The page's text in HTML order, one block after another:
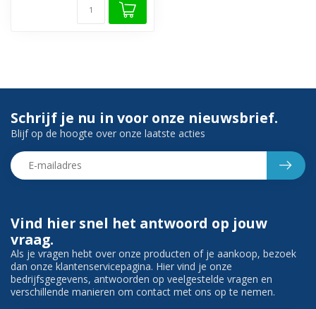
Vind hier snel het antwoord op jouw
vraag.
Als je vragen hebt over onze producten of je aankoop, bezoek
dan onze klantenservicepagina. Hier vind je onze
bedrijfsgegevens, antwoorden op veelgestelde vragen en
verschillende manieren om contact met ons op te nemen.
Schrijf je nu in voor onze nieuwsbrief.
Blijf op de hoogte over onze laatste acties